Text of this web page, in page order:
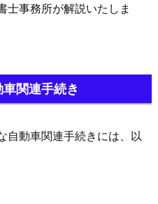
士事務所が解説いたしま
関連手続き
自動車関連手続きには、以